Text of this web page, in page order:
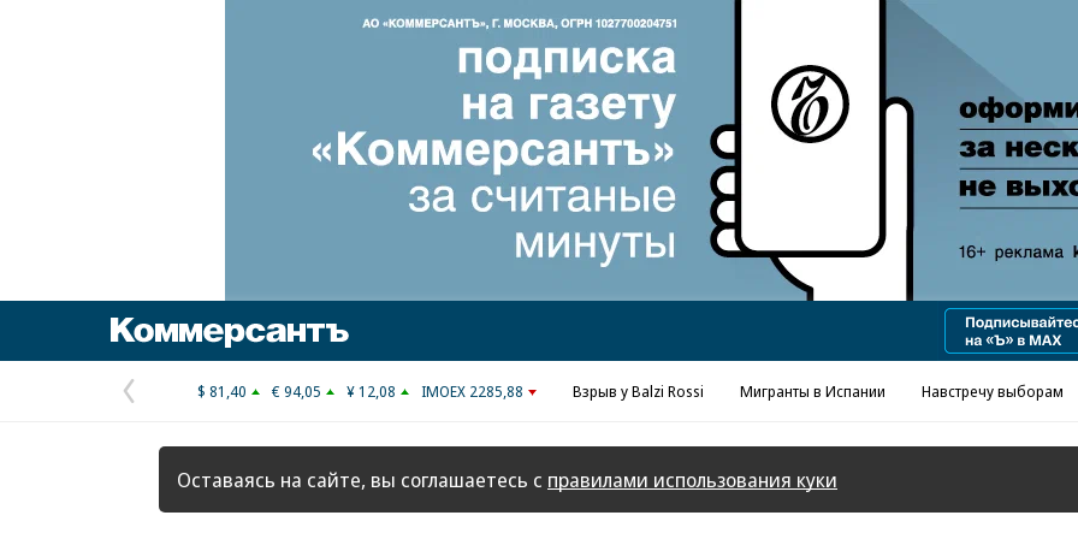
Реклама в «Ъ» www.kommersant.ru/ad
Предыдущая
страница
$ 81,40 € 94,05 ¥ 12,08 IMOEX 2285,88 Взрыв у Balzi Rossi Мигранты в Испании Навстречу выборам
Оставаясь на сайте, вы соглашаетесь с правилами использования куки